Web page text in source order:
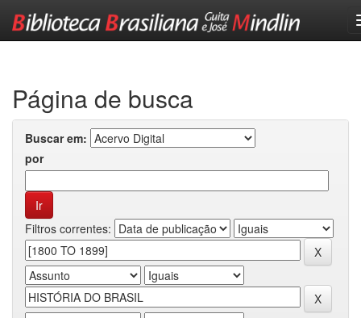
Página de busca
Buscar em:
por
Filtros correntes: